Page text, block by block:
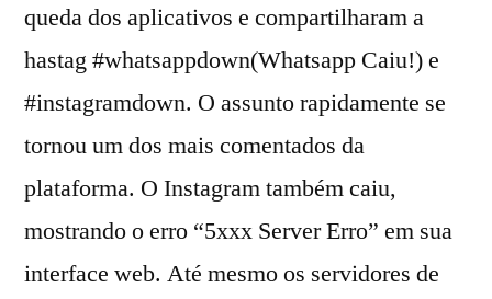
queda dos aplicativos e compartilharam a
hastag #whatsappdown(Whatsapp Caiu!) e
#instagramdown. O assunto rapidamente se
tornou um dos mais comentados da
plataforma. O Instagram também caiu,
mostrando o erro “5xxx Server Erro” em sua
interface web. Até mesmo os servidores de